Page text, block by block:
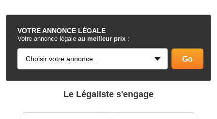
VOTREANNONCE LÉGALE
Votre annonce légale au meilleur prix :
.
Le Légaliste s'engage